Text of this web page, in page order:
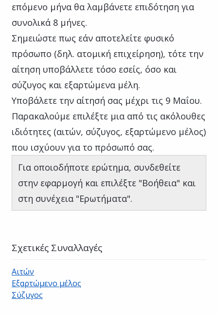
επόμενο μήνα θα λαμβάνετε επιδότηση για
συνολικά 8 μήνες.
Σημειώστε πως εάν αποτελείτε φυσικό
πρόσωπο (δηλ. ατομική επιχείρηση), τότε την
αίτηση υποβάλλετε τόσο εσείς, όσο και
σύζυγος και εξαρτώμενα μέλη.
Υποβάλετε την αίτησή σας μέχρι τις 9 Μαΐου.
Παρακαλούμε επιλέξτε μια από τις ακόλουθες
ιδιότητες (αιτών, σύζυγος, εξαρτώμενο μέλος)
που ισχύουν για το πρόσωπό σας.
Για οποιοδήποτε ερώτημα, συνδεθείτε
στην εφαρμογή και επιλέξτε "Βοήθεια" και
στη συνέχεια "Ερωτήματα".
Σχετικές Συναλλαγές
Αιτών
Εξαρτώμενο μέλος
Σύζυγος